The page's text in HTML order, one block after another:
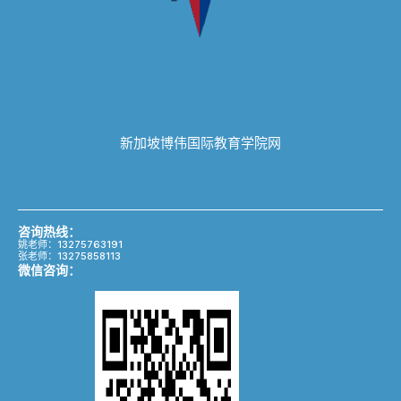
新加坡博伟国际教育学院网
咨询热线：
姚老师：13275763191
张老师：13275858113
微信咨询：